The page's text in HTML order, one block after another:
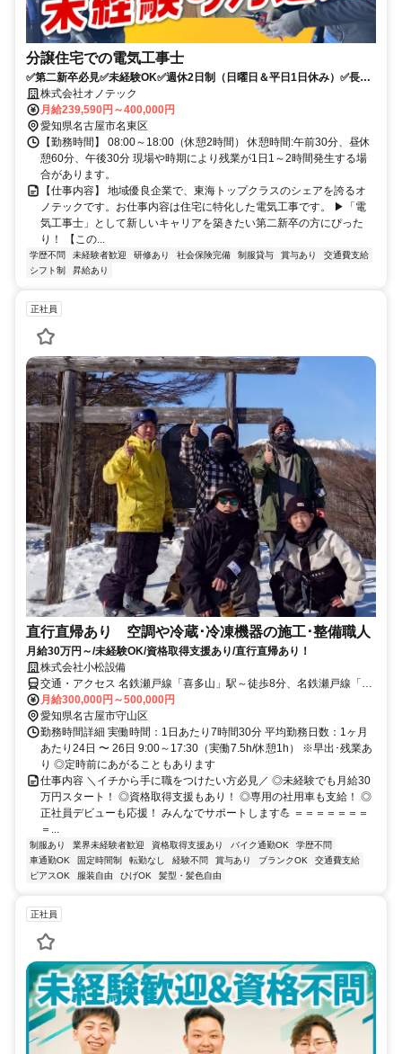
分譲住宅での電気工事士
✅第二新卒必見✅未経験OK✅週休2日制（日曜日＆平日1日休み）✅長期
連休あり
株式会社オノテック
月給239,590円～400,000円
愛知県名古屋市名東区
【勤務時間】 08:00～18:00（休憩2時間） 休憩時間:午前30分、昼休
憩60分、午後30分 現場や時期により残業が1日1～2時間発生する場
合があります。
【仕事内容】 地域優良企業で、東海トップクラスのシェアを誇るオ
ノテックです。お仕事内容は住宅に特化した電気工事です。 ▶「電
気工事士」として新しいキャリアを築きたい第二新卒の方にぴった
り！ 【この...
学歴不問 未経験者歓迎 研修あり 社会保険完備 制服貸与 賞与あり
交通費支給
シフト制
昇給あり
正社員
直行直帰あり 空調や冷蔵･冷凍機器の施工･整備職人
月給30万円～/未経験OK/資格取得支援あり/直行直帰あり！
株式会社小松設備
交通・アクセス 名鉄瀬戸線「喜多山」駅～徒歩8分、名鉄瀬戸線「大
森・金城学院前」駅～徒歩7分
月給300,000円～500,000円
愛知県名古屋市守山区
勤務時間詳細 実働時間：1日あたり7時間30分 平均勤務日数：1ヶ月
あたり24日 〜 26日 9:00～17:30（実働7.5h/休憩1h） ※早出･残業あ
り ◎定時前にあがることもあります
仕事内容 ＼イチから手に職をつけたい方必見／ ◎未経験でも月給30
万円スタート！ ◎資格取得支援もあり！ ◎専用の社用車も支給！ ◎
正社員デビューも応援！ みんなでサポートします💪 ＝＝＝＝＝＝＝
＝...
制服あり 業界未経験者歓迎 資格取得支援あり バイク通勤OK
学歴不問
車通勤OK
固定時間制 転勤なし 経験不問 賞与あり ブランクOK
交通費支給
ピアスOK
服装自由 ひげOK 髪型・髪色自由
正社員